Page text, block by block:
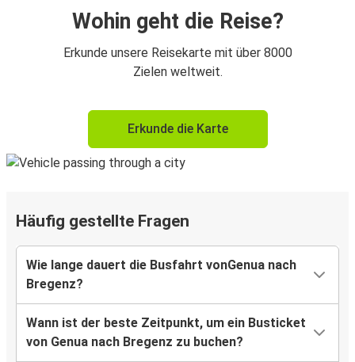
Wohin geht die Reise?
Erkunde unsere Reisekarte mit über 8000
Zielen weltweit.
Erkunde die Karte
Häufig gestellte Fragen
Wie lange dauert die Busfahrt vonGenua nach
Bregenz?
Wann ist der beste Zeitpunkt, um ein Busticket
von Genua nach Bregenz zu buchen?